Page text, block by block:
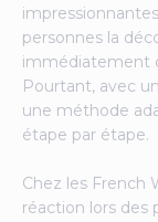
personnes la
immédiatement
Pourtant, avec
une méthode
étape par étape.
Chez les French
réaction lors des